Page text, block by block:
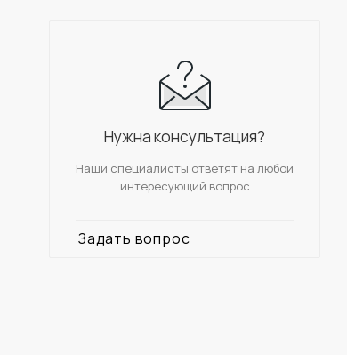
Нужна консультация?
Наши специалисты ответят на любой
интересующий вопрос
Задать вопрос